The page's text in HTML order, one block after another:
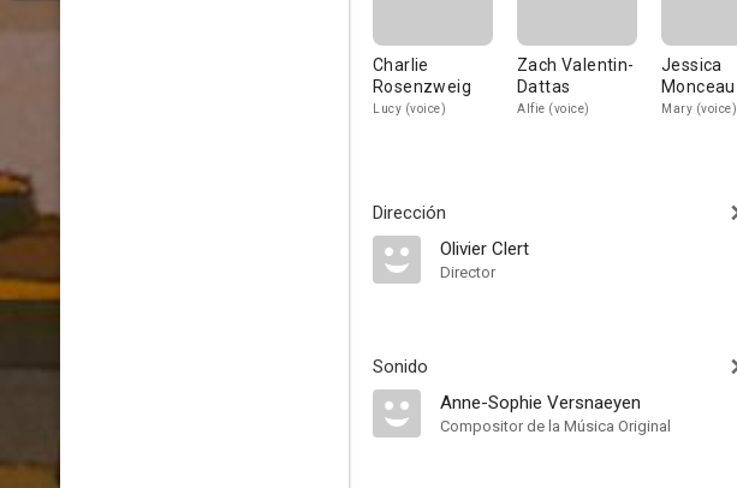
Charlie
Rosenzweig
Lucy (voice)
Zach Valentin-
Dattas
Alfie (voice)
Jessica
Monceau
Mary (voice)
Dirección
Olivier Clert
Director
Sonido
Anne-Sophie Versnaeyen
Compositor de la Música Original